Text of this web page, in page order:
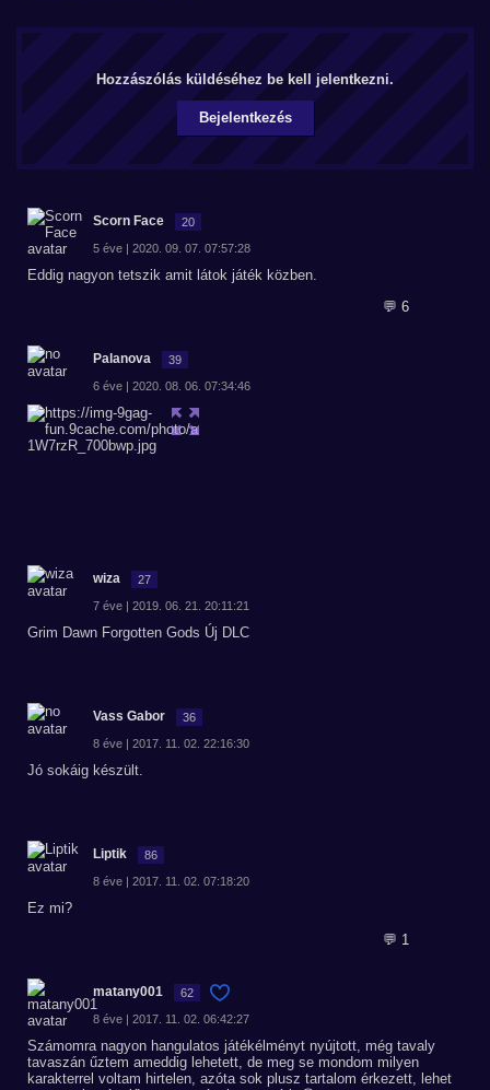
Hozzászólás küldéséhez be kell jelentkezni.
Bejelentkezés
Scorn Face 20
5 éve | 2020. 09. 07. 07:57:28
Eddig nagyon tetszik amit látok játék közben.
💬 6
Palanova 39
6 éve | 2020. 08. 06. 07:34:46
wiza 27
7 éve | 2019. 06. 21. 20:11:21
Grim Dawn Forgotten Gods Új DLC
Vass Gabor 36
8 éve | 2017. 11. 02. 22:16:30
Jó sokáig készült.
Liptik 86
8 éve | 2017. 11. 02. 07:18:20
Ez mi?
💬 1
matany001 62
8 éve | 2017. 11. 02. 06:42:27
Számomra nagyon hangulatos játékélményt nyújtott, még tavaly
tavaszán űztem ameddig lehetett, de meg se mondom milyen
karakterrel voltam hirtelen, azóta sok plusz tartalom érkezett, lehet